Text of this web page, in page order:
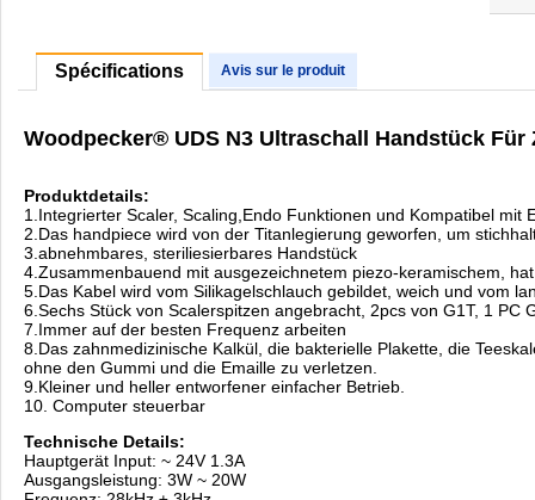
Spécifications Avis sur le produit
Woodpecker® UDS N3 Ultraschall Handstück Für
Produktdetails:
1.Integrierter Scaler, Scaling,Endo Funktionen und Kompatibel mit
2.Das handpiece wird von der Titanlegierung geworfen, um
3.abnehmbares, steriliesierbares Handstück
4.Zusammenbauend mit ausgezeichnetem piezo-keramischem,
5.Das Kabel wird vom Silikagelschlauch gebildet, weich und vom
6.Sechs Stück von Scalerspitzen angebracht, 2pcs von G1T, 1 PC
7.Immer auf der besten Frequenz arbeiten
8.Das zahnmedizinische Kalkül, die bakterielle Plakette, die
ohne den Gummi und die Emaille zu verletzen.
9.Kleiner und heller entworfener einfacher Betrieb.
10. Computer steuerbar
Technische Details:
Hauptgerät Input: ~ 24V 1.3A
Ausgangsleistung: 3W ~ 20W